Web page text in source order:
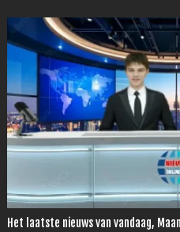
Het laatste nieuws van vandaag,